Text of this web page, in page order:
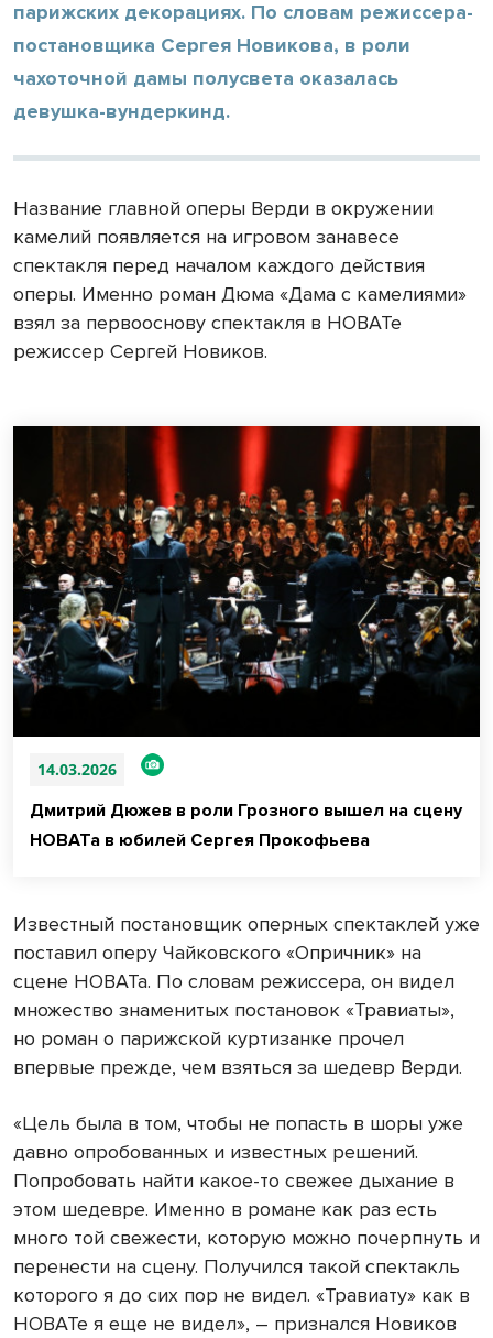
парижских декорациях. По словам режиссера-
постановщика Сергея Новикова, в роли
чахоточной дамы полусвета оказалась
девушка-вундеркинд.
Название главной оперы Верди в окружении
камелий появляется на игровом занавесе
спектакля перед началом каждого действия
оперы. Именно роман Дюма «Дама с камелиями»
взял за первооснову спектакля в НОВАТе
режиссер Сергей Новиков.
14.03.2026
Дмитрий Дюжев в роли Грозного вышел на сцену
НОВАТа в юбилей Сергея Прокофьева
Известный постановщик оперных спектаклей уже
поставил оперу Чайковского «Опричник» на
сцене НОВАТа. По словам режиссера, он видел
множество знаменитых постановок «Травиаты»,
но роман о парижской куртизанке прочел
впервые прежде, чем взяться за шедевр Верди.
«Цель была в том, чтобы не попасть в шоры уже
давно опробованных и известных решений.
Попробовать найти какое-то свежее дыхание в
этом шедевре. Именно в романе как раз есть
много той свежести, которую можно почерпнуть и
перенести на сцену. Получился такой спектакль
которого я до сих пор не видел. «Травиату» как в
НОВАТе я еще не видел», – признался Новиков